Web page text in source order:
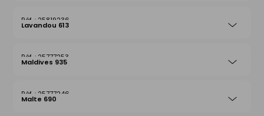
25819236
Lavandou 613
25777253
Maldives 935
25777246
Malte 690